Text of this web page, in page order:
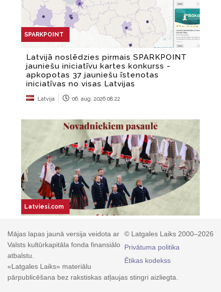
© Latgales Laiks 2000–2026
Privātuma politika
Ētikas kodekss
Mājas lapas jaunā versija veidota ar
Valsts kultūrkapitāla fonda finansiālo
atbalstu.
«Latgales Laiks» materiālu
pārpublicēšana bez rakstiskas atļaujas stingri aizliegta.